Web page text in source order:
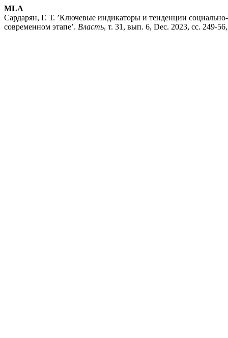
MLA
Сардарян, Г. Т. ’Ключевые индикаторы и тенденции
современном этапе’. Власть, т. 31, вып. 6, Dec. 2023, сс. 249-